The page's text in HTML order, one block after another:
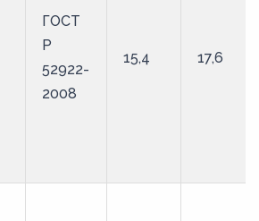
ГОСТ
Р
52922-
2008
15,4 17,6